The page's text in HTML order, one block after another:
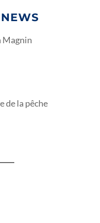
Magnin
de la pêche